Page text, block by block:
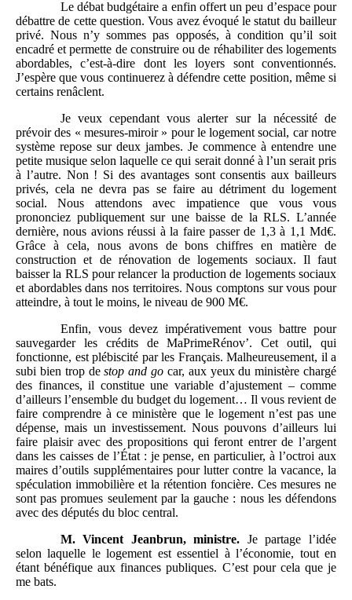
Le débat budgétaire a enfin offert un peu d’espace pour
débattre de cette question. Vous avez évoqué le statut du bailleur
privé. Nous n’y sommes pas opposés, à condition qu’il soit
encadré et permette de construire ou de réhabiliter des logements
abordables, c’est-à-dire dont les loyers sont conventionnés.
J’espère que vous continuerez à défendre cette position, même si
certains renâclent.
Je veux cependant vous alerter sur la nécessité de
prévoir des « mesures-miroir » pour le logement social, car notre
système repose sur deux jambes. Je commence à entendre une
petite musique selon laquelle ce qui serait donné à l’un serait pris
à l’autre. Non ! Si des avantages sont consentis aux bailleurs
privés, cela ne devra pas se faire au détriment du logement
social. Nous attendons avec impatience que vous vous
prononciez publiquement sur une baisse de la RLS. L’année
dernière, nous avions réussi à la faire passer de 1,3 à 1,1 Md€.
Grâce à cela, nous avons de bons chiffres en matière de
construction et de rénovation de logements sociaux. Il faut
baisser la RLS pour relancer la production de logements sociaux
et abordables dans nos territoires. Nous comptons sur vous pour
atteindre, à tout le moins, le niveau de 900 M€.
Enfin, vous devez impérativement vous battre pour
sauvegarder les crédits de MaPrimeRénov’. Cet outil, qui
fonctionne, est plébiscité par les Français. Malheureusement, il a
subi bien trop destop and go car, aux yeux du ministère chargé
des finances, il constitue une variable d’ajustement – comme
d’ailleurs l’ensemble du budget du logement… Il vous revient de
faire comprendre à ce ministère que le logement n’est pas une
dépense, mais un investissement. Nous pouvons d’ailleurs lui
faire plaisir avec des propositions qui feront entrer de l’argent
dans les caisses de l’État : je pense, en particulier, à l’octroi aux
maires d’outils supplémentaires pour lutter contre la vacance, la
spéculation immobilière et la rétention foncière. Ces mesures ne
sont pas promues seulement par la gauche : nous les défendons
avec des députés du bloc central.
M. Vincent Jeanbrun, ministre. Je partage l’idée
selon laquelle le logement est essentiel à l’économie, tout en
étant bénéfique aux finances publiques. C’est pour cela que je
me bats.